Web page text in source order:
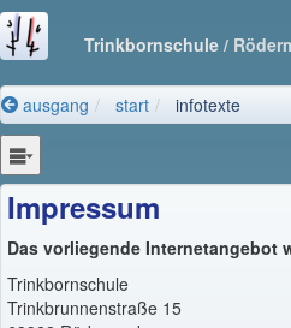
Trinkbornschule /
ausgang start infotexte
Impressum
Das vorliegende Internetangebot
Trinkbornschule
Trinkbrunnenstraße 15